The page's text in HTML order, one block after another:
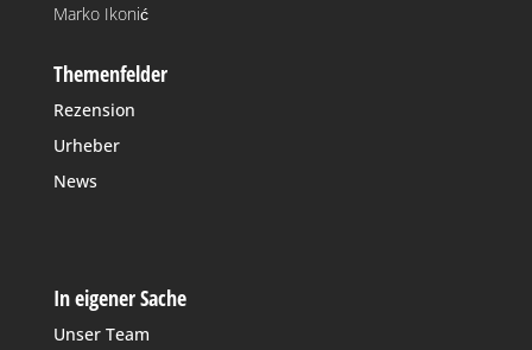
Marko Ikonić
Themenfelder
Rezension
Urheber
News
In eigener Sache
Unser Team